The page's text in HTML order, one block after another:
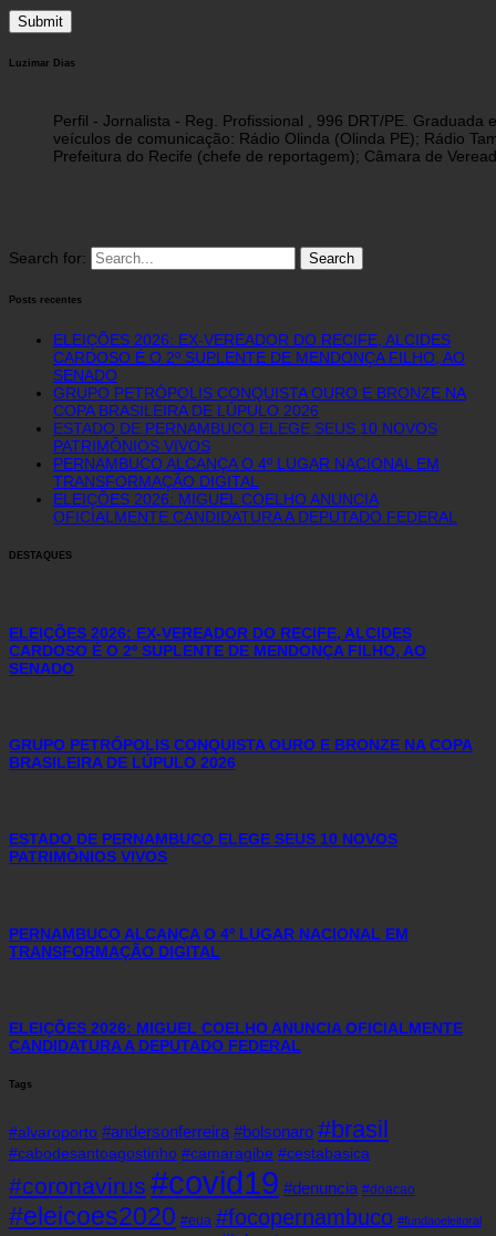
Luzimar Dias
Perfil - Jornalista - Reg. Profissional , 996 DRT/PE.
veículos de comunicação: Rádio Olinda (Olinda PE); Rádio
Prefeitura do Recife (chefe de reportagem); Câmara de
Search for:
Posts recentes
ELEIÇÕES 2026: EX-VEREADOR DO RECIFE, ALCIDES
CARDOSO É O 2º SUPLENTE DE MENDONÇA FILHO, AO
SENADO
GRUPO PETRÓPOLIS CONQUISTA OURO E BRONZE NA
COPA BRASILEIRA DE LÚPULO 2026
ESTADO DE PERNAMBUCO ELEGE SEUS 10 NOVOS
PATRIMÔNIOS VIVOS
PERNAMBUCO ALCANÇA O 4º LUGAR NACIONAL EM
TRANSFORMAÇÃO DIGITAL
ELEIÇÕES 2026: MIGUEL COELHO ANUNCIA
OFICIALMENTE CANDIDATURA A DEPUTADO FEDERAL
DESTAQUES
ELEIÇÕES 2026: EX-VEREADOR DO RECIFE, ALCIDES
CARDOSO É O 2º SUPLENTE DE MENDONÇA FILHO, AO
SENADO
GRUPO PETRÓPOLIS CONQUISTA OURO E BRONZE NA COPA
BRASILEIRA DE LÚPULO 2026
ESTADO DE PERNAMBUCO ELEGE SEUS 10 NOVOS
PATRIMÔNIOS VIVOS
PERNAMBUCO ALCANÇA O 4º LUGAR NACIONAL EM
TRANSFORMAÇÃO DIGITAL
ELEIÇÕES 2026: MIGUEL COELHO ANUNCIA OFICIALMENTE
CANDIDATURA A DEPUTADO FEDERAL
Tags
#alvaroporto #andersonferreira #bolsonaro #brasil
#cabodesantoagostinho #camaragibe #cestabasica
#coronavirus #covid19 #denuncia #doacao
#eleicoes2020 #eua #focopernambuco #fundaoeleitoral